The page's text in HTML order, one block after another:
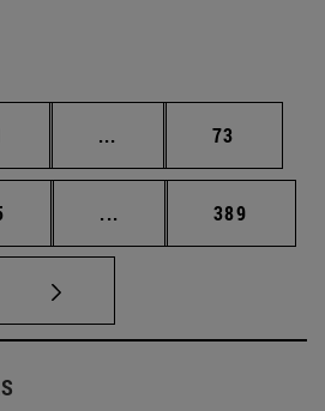
... Páginas intermedias
Página
73
... Páginas intermedias
Página
389